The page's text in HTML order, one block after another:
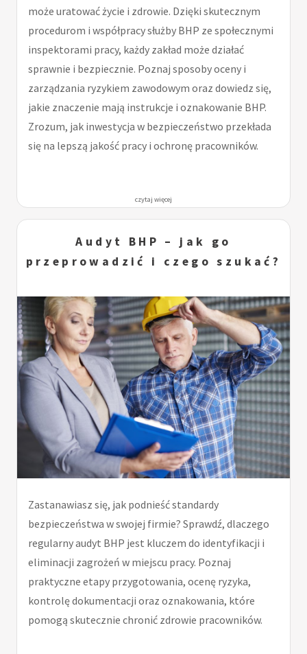
może uratować życie i zdrowie. Dzięki skutecznym
procedurom i współpracy służby BHP ze społecznymi
inspektorami pracy, każdy zakład może działać
sprawnie i bezpiecznie. Poznaj sposoby oceny i
zarządzania ryzykiem zawodowym oraz dowiedz się,
jakie znaczenie mają instrukcje i oznakowanie BHP.
Zrozum, jak inwestycja w bezpieczeństwo przekłada
się na lepszą jakość pracy i ochronę pracowników.
czytaj więcej
Audyt BHP – jak go
przeprowadzić i czego szukać?
Zastanawiasz się, jak podnieść standardy
bezpieczeństwa w swojej firmie? Sprawdź, dlaczego
regularny audyt BHP jest kluczem do identyfikacji i
eliminacji zagrożeń w miejscu pracy. Poznaj
praktyczne etapy przygotowania, ocenę ryzyka,
kontrolę dokumentacji oraz oznakowania, które
pomogą skutecznie chronić zdrowie pracowników.